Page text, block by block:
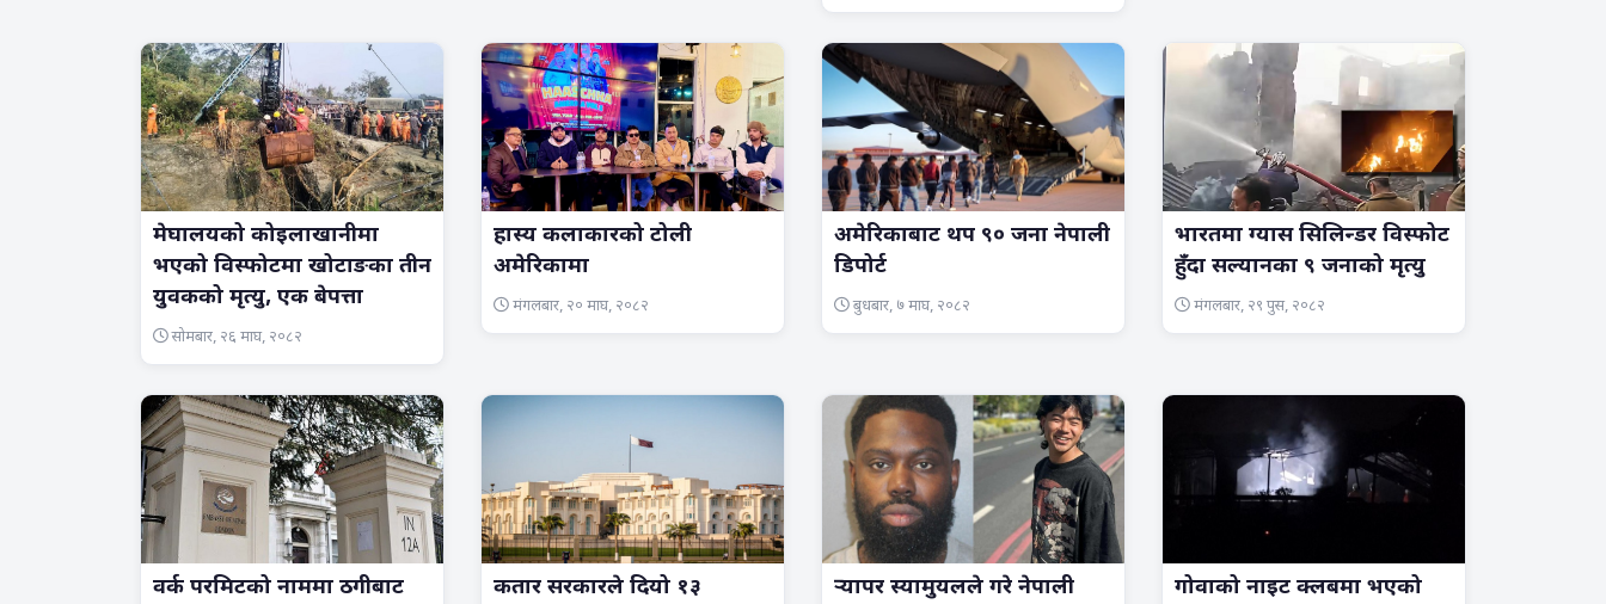
मेघालयको कोइलाखानीमा
भएको विस्फोटमा खोटाङका तीन
युवकको मृत्यु, एक बेपत्ता
सोमबार, २६ माघ, २०८२
हास्य कलाकारको टोली
अमेरिकामा
मंगलबार, २० माघ, २०८२
अमेरिकाबाट थप ९० जना नेपाली
डिपोर्ट
बुधबार, ७ माघ, २०८२
भारतमा ग्यास सिलिन्डर विस्फोट
हुँदा सल्यानका ९ जनाको मृत्यु
मंगलबार, २९ पुस, २०८२
वर्क परमिटको नाममा ठगीबाट
कतार सरकारले दियो १३
र्‍यापर स्यामुयलले गरे नेपाली
गोवाको नाइट क्लबमा भएको